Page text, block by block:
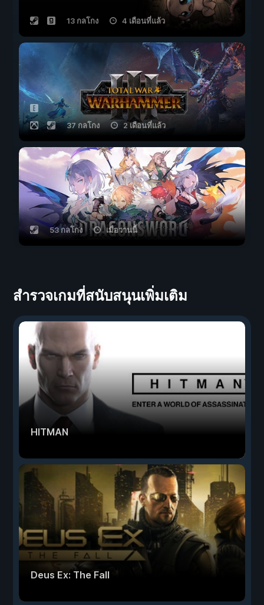
13 กลโกง 4 เดือนที่แล้ว
37 กลโกง 2 เดือนที่แล้ว
53 กลโกง เมื่อวานนี้
สำรวจเกมที่สนับสนุนเพิ่มเติม
HITMAN
Deus Ex: The Fall